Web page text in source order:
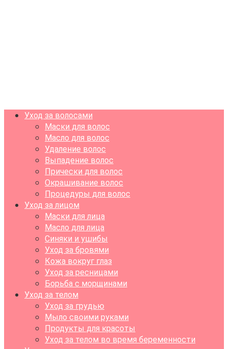
Уход за волосами
Маски для волос
Масло для волос
Удаление волос
Выпадение волос
Прически для волос
Окрашивание волос
Процедуры для волос
Уход за лицом
Маски для лица
Масло для лица
Синяки и ушибы
Уход за бровями
Кожа вокруг глаз
Уход за ресницами
Борьба с морщинами
Уход за телом
Уход за грудью
Мыло своими руками
Продукты для красоты
Уход за телом во время беременности